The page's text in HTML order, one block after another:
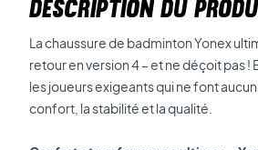
DESCRIPTION DU
La chaussure de badminton Yonex
retour en version 4 – et ne déçoit pas !
les joueurs exigeants qui ne font
confort, la stabilité et la qualité.